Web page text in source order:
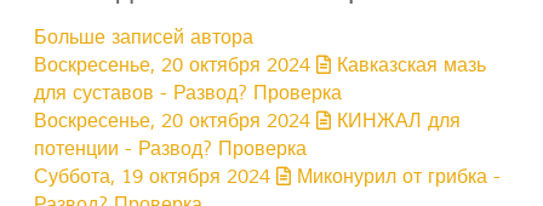
Больше записей автора
Воскресенье, 20 октября 2024
Кавказская мазь
для суставов - Развод? Проверка
Воскресенье, 20 октября 2024
КИНЖАЛ для
потенции - Развод? Проверка
Суббота, 19 октября 2024
Миконурил от грибка -